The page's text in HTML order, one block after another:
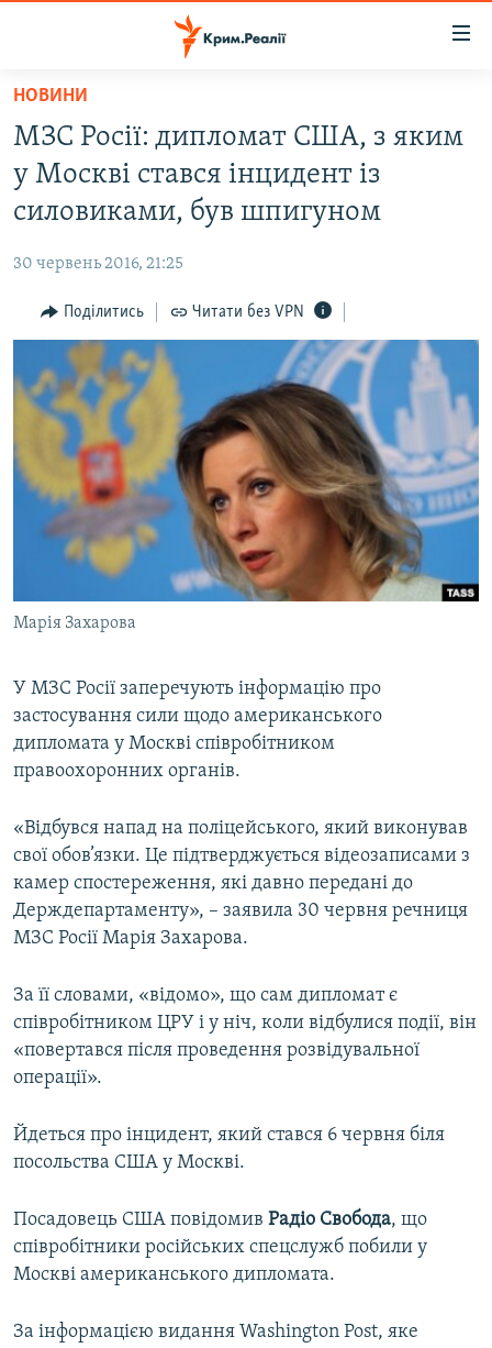
Перейти
основного
матеріалу
Перейти
до
основної
навігації
Перейти
до
пошуку
БЛОГИ
ПОГЛЯД
ІНТЕРВ'Ю
ВСЕ ЗА ДЕНЬ
СПЕЦПРОЕКТИ
ДЕПОРТАЦІЯ
ВІДЕОУРОКИ «ELIFBE»
СВІДЧЕННЯ ОКУПАЦІЇ
УКРАЇНСЬКА ПРОБЛЕМА КРИМУ
ІНФОГРАФІКА
ЯК ОБІЙТИ БЛОКУВАННЯ
Русский
Qırımtatar
ДОЛУЧАЙСЯ!
Усі сайти RFE/RL
НОВИНИ
МЗС Росії: дипломат США, з яким
у Москві стався інцидент із
силовиками, був шпигуном
30 червень 2016, 21:25
Поділитись Читати без VPN
Марія Захарова
У МЗС Росії заперечують інформацію про
застосування сили щодо американського
дипломата у Москві співробітником
правоохоронних органів.
«Відбувся напад на поліцейського, який виконував
свої обов’язки. Це підтверджується відеозаписами з
камер спостереження, які давно передані до
Держдепартаменту», – заявила 30 червня речниця
МЗС Росії Марія Захарова.
За її словами, «відомо», що сам дипломат є
співробітником ЦРУ і у ніч, коли відбулися події, він
«повертався після проведення розвідувальної
операції».
Йдеться про інцидент, який стався 6 червня біля
посольства США у Москві.
Посадовець США повідомив Радіо Свобода, що
співробітники російських спецслужб побили у
Москві американського дипломата.
За інформацією видання Washington Post, яке